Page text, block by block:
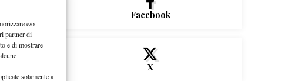
e/o
partner di
e di mostrare
solamente a
Facebook
X